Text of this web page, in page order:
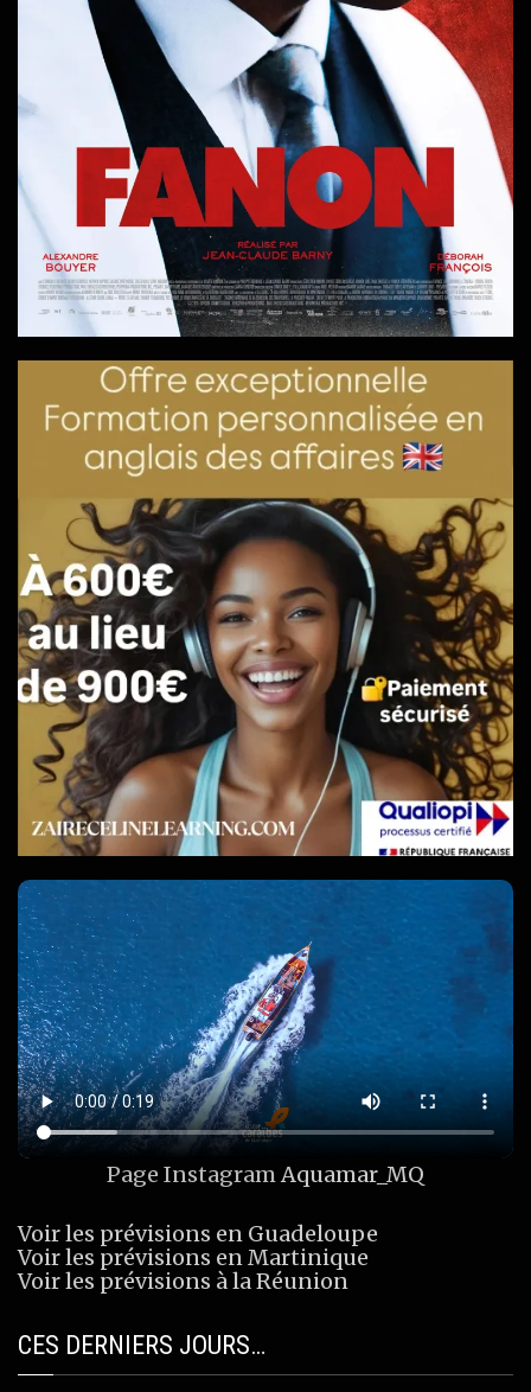
Page InstagramAquamar_MQ
Voir les prévisions en Guadeloupe
Voir les prévisions en Martinique
Voir les prévisions à la Réunion
CES DERNIERS JOURS…